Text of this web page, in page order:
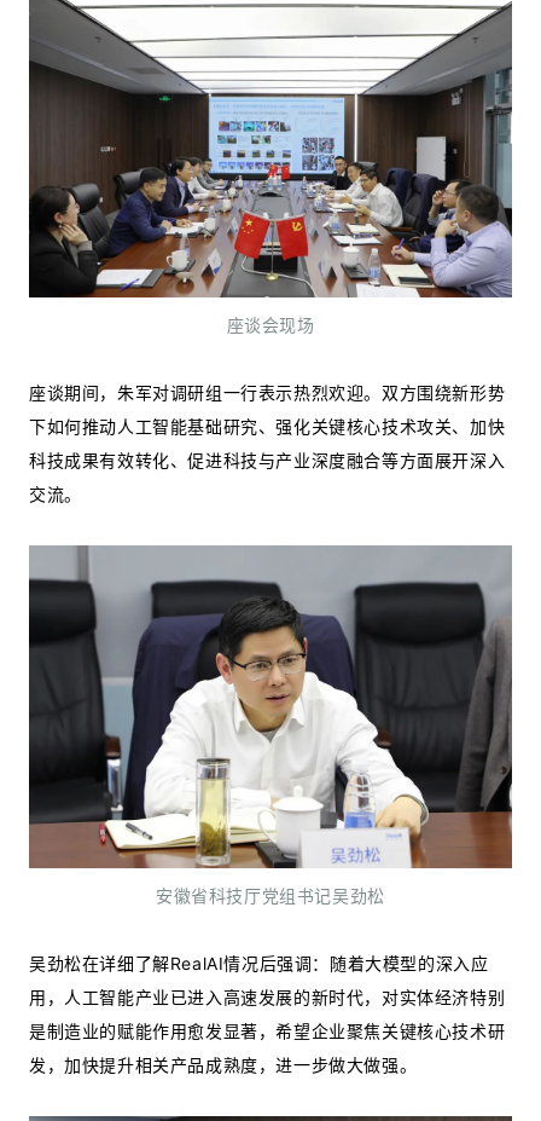
座谈会现场
座谈期间，朱军对调研组一行表示热烈欢迎。双方围绕新形势
下如何推动人工智能基础研究、强化关键核心技术攻关、加快
科技成果有效转化、促进科技与产业深度融合等方面展开深入
交流。
安徽省科技厅党组书记吴劲松
吴劲松在详细了解RealAI情况后强调：随着大模型的深入应
用，人工智能产业已进入高速发展的新时代，对实体经济特别
是制造业的赋能作用愈发显著，希望企业聚焦关键核心技术研
发，加快提升相关产品成熟度，进一步做大做强。